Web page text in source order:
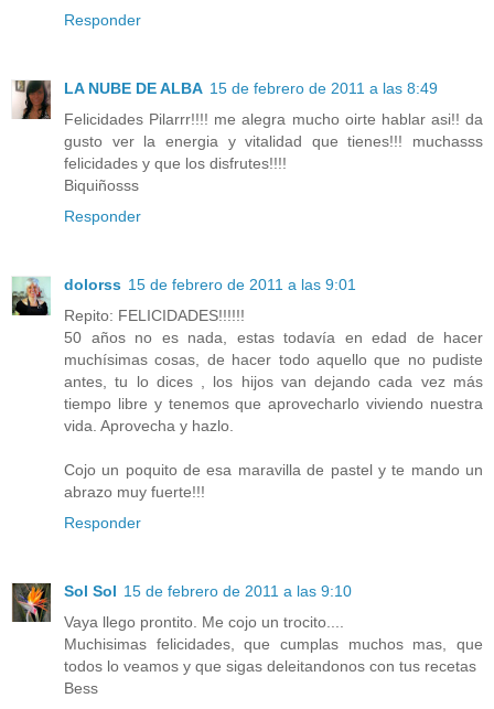
Responder
LA NUBE DE ALBA 15 de febrero de 2011 a las 8:49
Felicidades Pilarrr!!!! me alegra mucho oirte hablar asi!! da
gusto ver la energia y vitalidad que tienes!!! muchasss
felicidades y que los disfrutes!!!!
Biquiñosss
Responder
dolorss 15 de febrero de 2011 a las 9:01
Repito: FELICIDADES!!!!!!
50 años no es nada, estas todavía en edad de hacer
muchísimas cosas, de hacer todo aquello que no pudiste
antes, tu lo dices , los hijos van dejando cada vez más
tiempo libre y tenemos que aprovecharlo viviendo nuestra
vida. Aprovecha y hazlo.
Cojo un poquito de esa maravilla de pastel y te mando un
abrazo muy fuerte!!!
Responder
Sol Sol 15 de febrero de 2011 a las 9:10
Vaya llego prontito. Me cojo un trocito....
Muchisimas felicidades, que cumplas muchos mas, que
todos lo veamos y que sigas deleitandonos con tus recetas
Bess